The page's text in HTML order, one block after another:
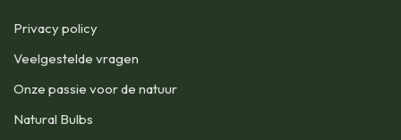
Privacy policy
Veelgestelde vragen
Onze passie voor de natuur
Natural Bulbs